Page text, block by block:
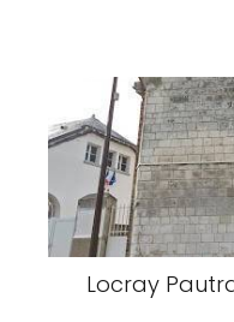
Locray